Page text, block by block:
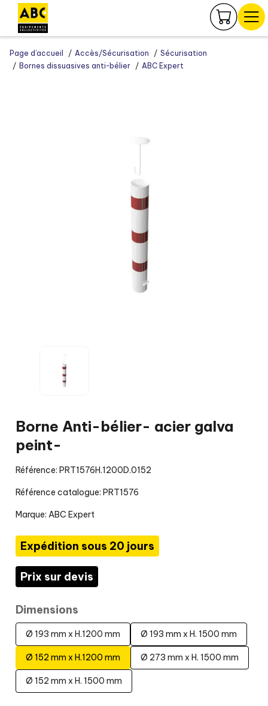
Page d’accueil Accès/Sécurisation
Sécurisation
Bornes dissuasives anti-bélier
ABC Expert
Borne Anti-bélier- acier galva
peint-
Référence: PRT1576H.1200D.0152
Référence catalogue: PRT1576
Marque: ABC Expert
Expédition sous 20 jours
Prix sur devis
Dimensions
Ø 193 mm x H.1200 mm Ø 193 mm x H. 1500 mm
Ø 152 mm x H.1200 mm Ø 273 mm x H. 1500 mm
Ø 152 mm x H. 1500 mm
Panneau de gestion des cookies